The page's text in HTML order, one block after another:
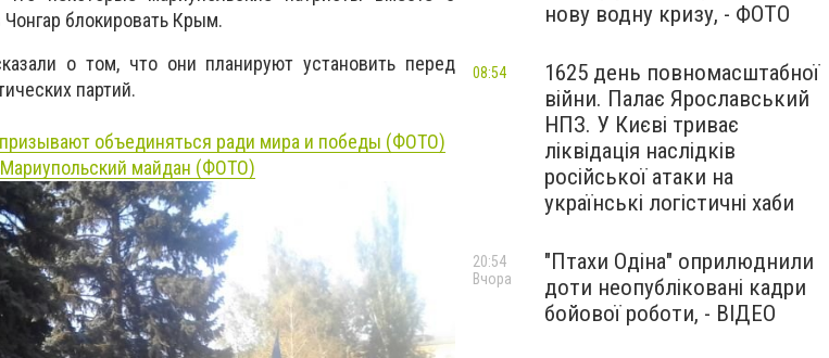
блокировать Крым.
о том, что они планируют установить перед
партий.
объединяться ради мира и победы (ФОТО)
Мариупольский майдан (ФОТО)
нову водну кризу, - ФОТО
1625 день повномасштабної
війни. Палає Ярославський
НПЗ. У Києві триває
ліквідація наслідків
російської атаки на
українські логістичні хаби
08:54
"Птахи Одіна" оприлюднили
доти неопубліковані кадри
бойової роботи, - ВІДЕО
20:54
Вчора